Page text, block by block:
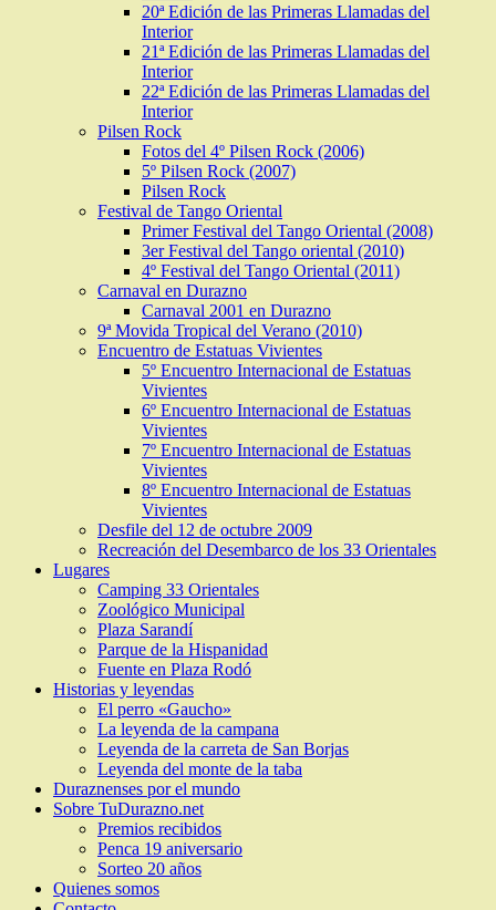
20ª Edición de las Primeras Llamadas del
Interior
21ª Edición de las Primeras Llamadas del
Interior
22ª Edición de las Primeras Llamadas del
Interior
Pilsen Rock
Fotos del 4º Pilsen Rock (2006)
5º Pilsen Rock (2007)
Pilsen Rock
Festival de Tango Oriental
Primer Festival del Tango Oriental (2008)
3er Festival del Tango oriental (2010)
4º Festival del Tango Oriental (2011)
Carnaval en Durazno
Carnaval 2001 en Durazno
9ª Movida Tropical del Verano (2010)
Encuentro de Estatuas Vivientes
5º Encuentro Internacional de Estatuas
Vivientes
6º Encuentro Internacional de Estatuas
Vivientes
7º Encuentro Internacional de Estatuas
Vivientes
8º Encuentro Internacional de Estatuas
Vivientes
Desfile del 12 de octubre 2009
Recreación del Desembarco de los 33 Orientales
Lugares
Camping 33 Orientales
Zoológico Municipal
Plaza Sarandí
Parque de la Hispanidad
Fuente en Plaza Rodó
Historias y leyendas
El perro «Gaucho»
La leyenda de la campana
Leyenda de la carreta de San Borjas
Leyenda del monte de la taba
Duraznenses por el mundo
Sobre TuDurazno.net
Premios recibidos
Penca 19 aniversario
Sorteo 20 años
Quienes somos